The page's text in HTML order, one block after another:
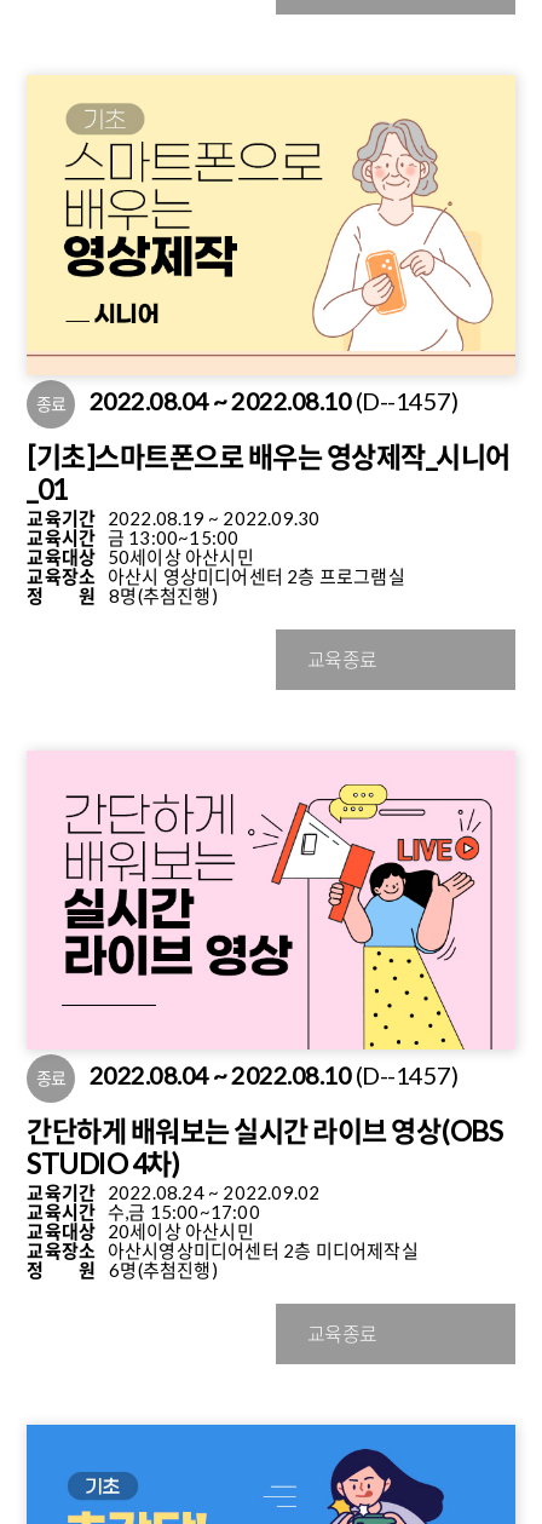
종료 2022.08.04 ~ 2022.08.10(D--1457)
[기초]스마트폰으로 배우는 영상제작_시니어
_01
교육기간 2022.08.19 ~ 2022.09.30
교육시간 금 13:00~15:00
교육대상 50세이상 아산시민
교육장소 아산시 영상미디어센터 2층 프로그램실
정 원
8명(추첨진행)
교육종료
종료 2022.08.04 ~ 2022.08.10(D--1457)
간단하게 배워보는 실시간 라이브 영상(OBS
STUDIO 4차)
교육기간 2022.08.24 ~ 2022.09.02
교육시간 수,금 15:00~17:00
교육대상 20세이상 아산시민
교육장소 아산시영상미디어센터 2층 미디어제작실
정 원
6명(추첨진행)
교육종료